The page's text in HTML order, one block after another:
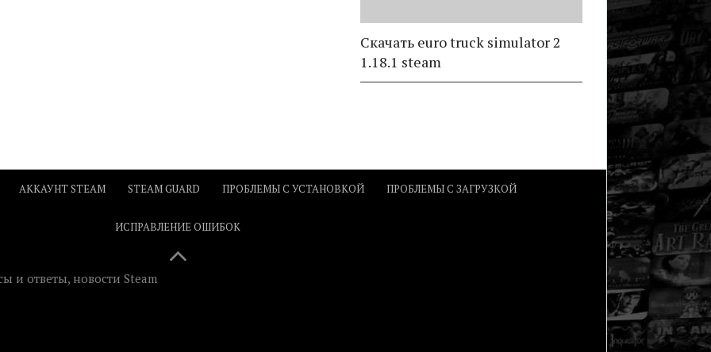
Скачать euro truck simulator 2
1.18.1 steam
АККАУНТ STEAM STEAM GUARD ПРОБЛЕМЫ С УСТАНОВКОЙ ПРОБЛЕМЫ С ЗАГРУЗКОЙ
ИСПРАВЛЕНИЕ ОШИБОК
и ответы, новости Steam